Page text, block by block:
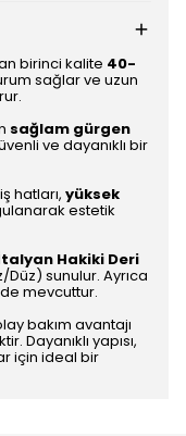
birinci kalite 40-
sağlar ve uzun
sağlam gürgen
ve dayanıklı bir
hatları, yüksek
estetik
Hakiki Deri
Düz) sunulur. Ayrıca
mevcuttur.
bakım avantajı
Dayanıklı yapısı,
için ideal bir